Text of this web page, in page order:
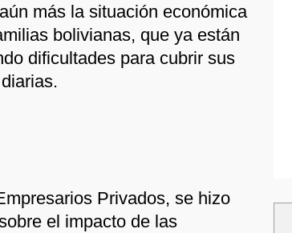
más la situación económica
bolivianas, que ya están
dificultades para cubrir sus
Privados, se hizo
el impacto de las